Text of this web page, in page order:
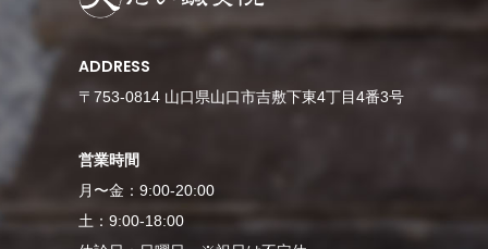
ADDRESS
〒753-0814 山口県山口市吉敷下東4丁目4番3号
営業時間
月〜金：9:00-20:00
土：9:00-18:00